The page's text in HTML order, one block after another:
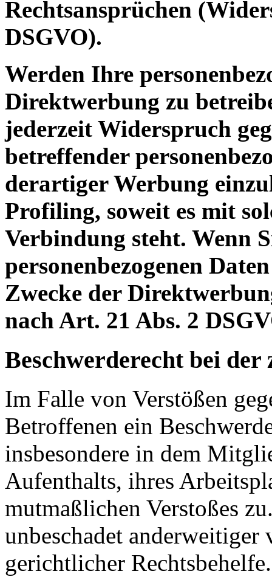
Rechtsansprüchen
DSGVO).
Werden Ihre
Direktwerbung zu
jederzeit Widerspruch
betreffender
derartiger Werbung
Profiling, soweit es mit
Verbindung steht. Wenn
personenbezogenen
Zwecke der
nach Art. 21 Abs. 2
Beschwerderecht bei
Im Falle von Verstößen
Betroffenen ein
insbesondere in dem
Aufenthalts, ihres
mutmaßlichen Verstoßes
unbeschadet
gerichtlicher Rechtsbehelfe.